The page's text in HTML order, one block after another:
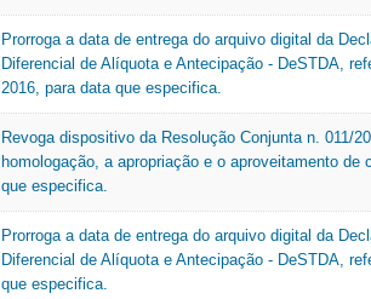
Prorroga a data de entrega do arquivo digital da
Diferencial de Alíquota e Antecipação - DeSTDA,
2016, para data que especifica.
Revoga dispositivo da Resolução Conjunta n. 011/
homologação, a apropriação e o aproveitamento
que especifica.
Prorroga a data de entrega do arquivo digital da
Diferencial de Alíquota e Antecipação - DeSTDA,
que especifica.